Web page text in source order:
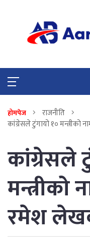
होमपेज
राजनीति
कांग्रेसले टुंगायो १० मन्त्रीको
कांग्रेसले
मन्त्रीको
रमेश